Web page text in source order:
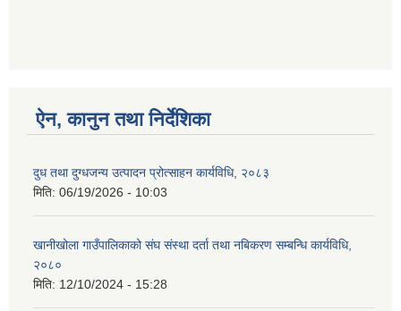
ऐन, कानुन तथा निर्देशिका
दुध तथा दुग्धजन्य उत्पादन प्रोत्साहन कार्यविधि, २०८३
मिति: 06/19/2026 - 10:03
खानीखोला गाउँपालिकाको संघ संस्था दर्ता तथा नबिकरण सम्बन्धि कार्यविधि,
२०८०
मिति: 12/10/2024 - 15:28